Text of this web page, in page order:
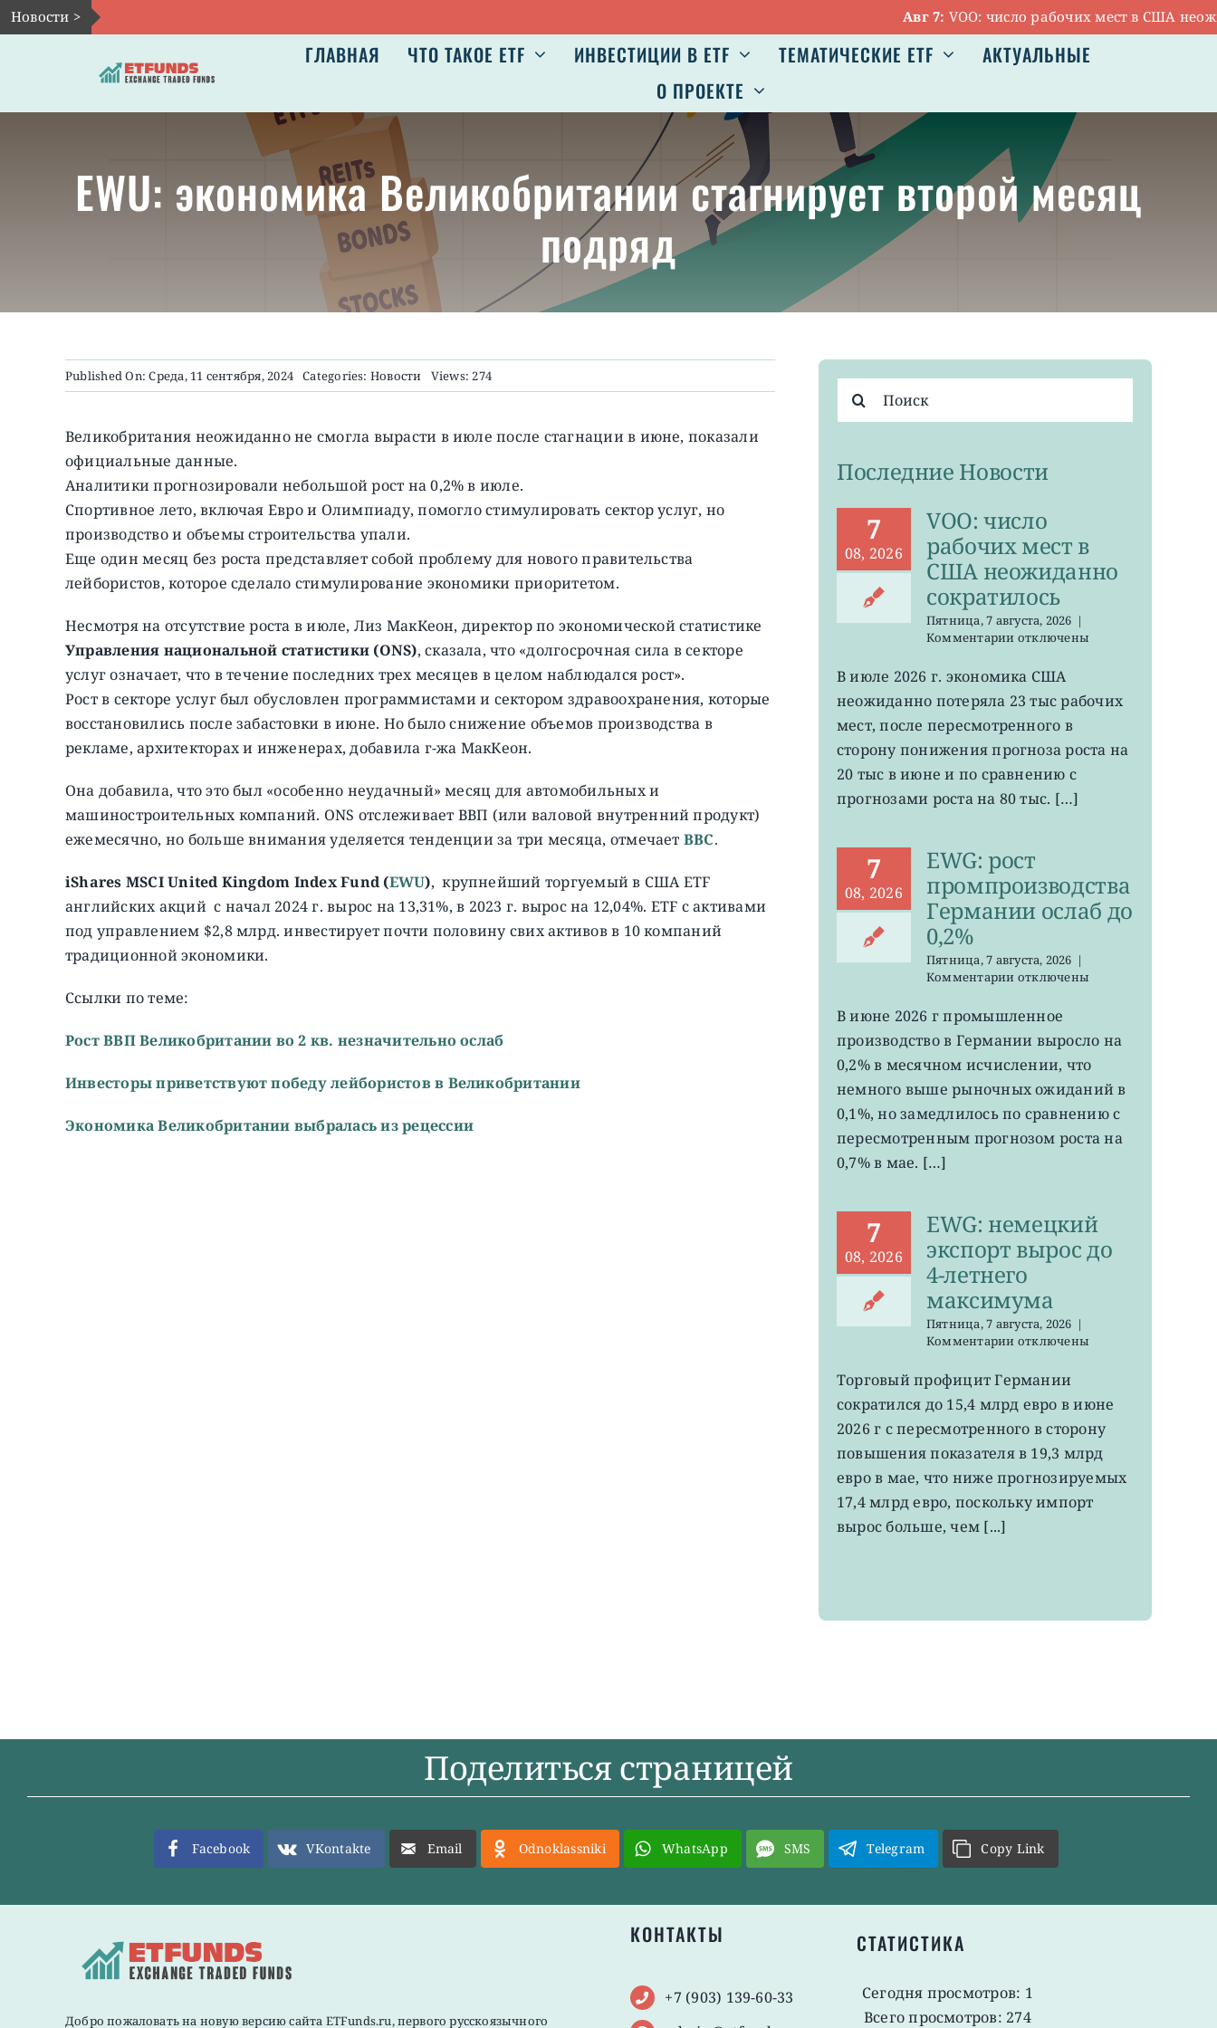
Skip
to
Новости > Авг 7:VOO: число рабочих мест в США
ГЛАВНАЯ ЧТО ТАКОЕ ETF ИНВЕСТИЦИИ В ETF ТЕМАТИЧЕСКИЕ ETF
АКТУАЛЬНЫЕ
О ПРОЕКТЕ
EWU: экономика Великобритании стагнирует второй месяц
подряд
Published On: Среда, 11 сентября, 2024 Categories: Новости Views: 274
Великобритания неожиданно не смогла вырасти в июле после стагнации в июне, показали
официальные данные.
Аналитики прогнозировали небольшой рост на 0,2% в июле.
Спортивное лето, включая Евро и Олимпиаду, помогло стимулировать сектор услуг, но
производство и объемы строительства упали.
Еще один месяц без роста представляет собой проблему для нового правительства
лейбористов, которое сделало стимулирование экономики приоритетом.
Несмотря на отсутствие роста в июле, Лиз МакКеон, директор по экономической статистике
Управления национальной статистики (ONS), сказала, что «долгосрочная сила в секторе
услуг означает, что в течение последних трех месяцев в целом наблюдался рост».
Рост в секторе услуг был обусловлен программистами и сектором здравоохранения, которые
восстановились после забастовки в июне. Но было снижение объемов производства в
рекламе, архитекторах и инженерах, добавила г-жа МакКеон.
Она добавила, что это был «особенно неудачный» месяц для автомобильных и
машиностроительных компаний. ONS отслеживает ВВП (или валовой внутренний продукт)
ежемесячно, но больше внимания уделяется тенденции за три месяца, отмечает BBC.
iShares MSCI United Kingdom Index Fund (EWU), крупнейший торгуемый в США ETF
английских акций с начал 2024 г. вырос на 13,31%, в 2023 г. вырос на 12,04%. ETF с активами
под управлением $2,8 млрд. инвестирует почти половину свих активов в 10 компаний
традиционной экономики.
Ссылки по теме:
Рост ВВП Великобритании во 2 кв. незначительно ослаб
Инвесторы приветствуют победу лейбористов в Великобритании
Экономика Великобритании выбралась из рецессии
поиска:
Последние Новости
7
08, 2026
VOO: число
рабочих мест в
США неожиданно
сократилось
Пятница, 7 августа, 2026 |
Комментариик
VOO:
рабочих
мест
США
неожиданно
сократилось
отключены
В июле 2026 г. экономика США
неожиданно потеряла 23 тыс рабочих
мест, после пересмотренного в
сторону понижения прогноза роста на
20 тыс в июне и по сравнению с
прогнозами роста на 80 тыс. […]
7
08, 2026
EWG: рост
промпроизводства
Германии ослаб до
0,2%
Пятница, 7 августа, 2026 |
Комментариик
EWG:
рост
промпроизводства
Германии
до
0,2%
отключены
В июне 2026 г промышленное
производство в Германии выросло на
0,2% в месячном исчислении, что
немного выше рыночных ожиданий в
0,1%, но замедлилось по сравнению с
пересмотренным прогнозом роста на
0,7% в мае. […]
7
08, 2026
EWG: немецкий
экспорт вырос до
4-летнего
максимума
Пятница, 7 августа, 2026 |
Комментариик
EWG:
немецкий
экспорт
вырос
4-
летнего
отключены
Торговый профицит Германии
сократился до 15,4 млрд евро в июне
2026 г с пересмотренного в сторону
повышения показателя в 19,3 млрд
евро в мае, что ниже прогнозируемых
17,4 млрд евро, поскольку импорт
вырос больше, чем [...]
Поделиться страницей
Facebook VKontakte Email Odnoklassniki WhatsApp SMS Telegram Copy Link
Добро пожаловать на новую версию сайта ETFunds.ru, первого русскоязычного
КОНТАКТЫ
+7 (903) 139-60-33
СТАТИСТИКА
Сегодня просмотров: 1
Всего просмотров: 274